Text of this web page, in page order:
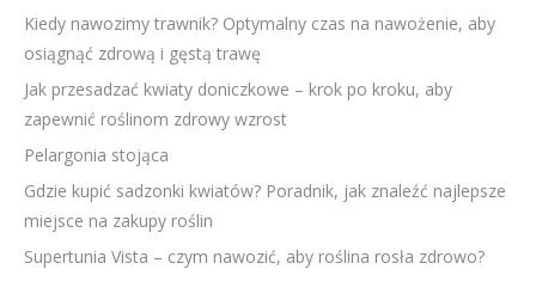
Kiedy nawozimy trawnik? Optymalny czas na nawożenie, aby
osiągnąć zdrową i gęstą trawę
Jak przesadzać kwiaty doniczkowe – krok po kroku, aby
zapewnić roślinom zdrowy wzrost
Pelargonia stojąca
Gdzie kupić sadzonki kwiatów? Poradnik, jak znaleźć najlepsze
miejsce na zakupy roślin
Supertunia Vista – czym nawozić, aby roślina rosła zdrowo?